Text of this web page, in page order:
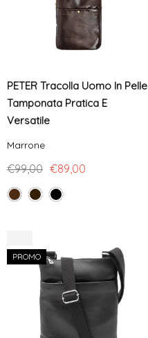
PETER Tracolla Uomo In Pelle
Tamponata Pratica E
Versatile
Marrone
€99,00 €89,00
PROMO